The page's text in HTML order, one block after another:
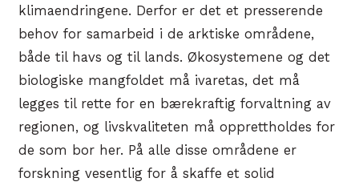
klimaendringene. Derfor er det et presserende
behov for samarbeid i de arktiske områdene,
både til havs og til lands. Økosystemene og det
biologiske mangfoldet må ivaretas, det må
legges til rette for en bærekraftig forvaltning av
regionen, og livskvaliteten må opprettholdes for
de som bor her. På alle disse områdene er
forskning vesentlig for å skaffe et solid